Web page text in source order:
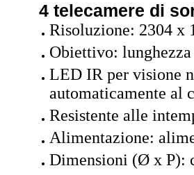
4 telecamere di
Risoluzione: 2304 x
Obiettivo:
LED IR per visione
automaticamente al
Resistente alle
Alimentazione:
Dimensioni (Ø x P):